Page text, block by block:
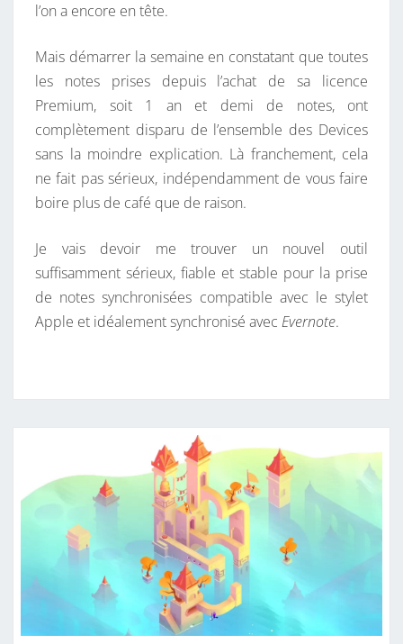
l’on a encore en tête.
Mais démarrer la semaine en constatant que toutes
les notes prises depuis l’achat de sa licence
Premium, soit 1 an et demi de notes, ont
complètement disparu de l’ensemble des Devices
sans la moindre explication. Là franchement, cela
ne fait pas sérieux, indépendamment de vous faire
boire plus de café que de raison.
Je vais devoir me trouver un nouvel outil
suffisamment sérieux, fiable et stable pour la prise
de notes synchronisées compatible avec le stylet
Apple et idéalement synchronisé avec Evernote.